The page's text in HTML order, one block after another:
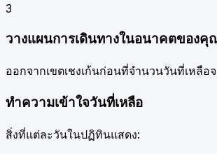
3
วางแผนการเดินทางในอนาคตของคุ
ออกจากเขตเชงเก้นก่อนที่จำนวนวันที่เหลือ
ทำความเข้าใจวันที่เหลือ
สิ่งที่แต่ละวันในปฏิทินแสดง: